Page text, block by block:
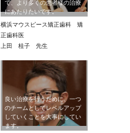
て、より多くの患者様の治療
にあたりたいです。
横浜マウスピース矯正歯科 矯
正歯科医
上田 桂子 先生
良い治療を行うために、一つ
のチームとしてレベルアップ
していくことを大事にしてい
ます。